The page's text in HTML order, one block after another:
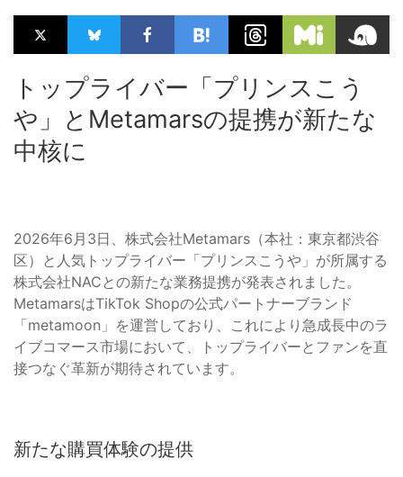
トップライバー「プリンスこう
や」とMetamarsの提携が新たな
中核に
2026年6月3日、株式会社Metamars（本社：東京都渋谷
区）と人気トップライバー「プリンスこうや」が所属する
株式会社NACとの新たな業務提携が発表されました。
MetamarsはTikTok Shopの公式パートナーブランド
「metamoon」を運営しており、これにより急成長中のラ
イブコマース市場において、トップライバーとファンを直
接つなぐ革新が期待されています。
新たな購買体験の提供